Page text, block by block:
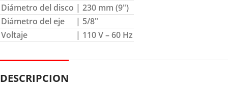
Diámetro del disco | 230 mm (9″)
Diámetro del eje
| 5/8″
Voltaje
| 110 V – 60 Hz
DESCRIPCION